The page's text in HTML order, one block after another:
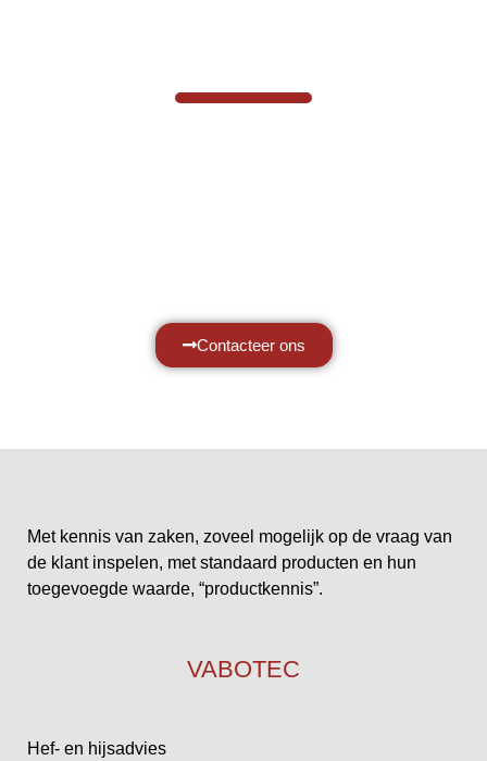
Contacteer ons
Met kennis van zaken, zoveel mogelijk op de vraag van
de klant inspelen, met standaard producten en hun
toegevoegde waarde, “productkennis”.
VABOTEC
Hef- en hijsadvies